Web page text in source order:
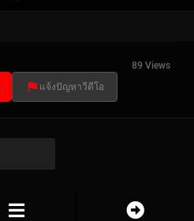
89 Views
แจ้งปัญหาวีดีโอ